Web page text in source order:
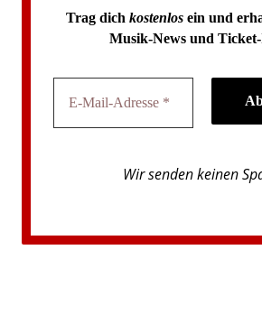
Trag dich kostenlos ein und
Musik-News und
Wir senden keinen